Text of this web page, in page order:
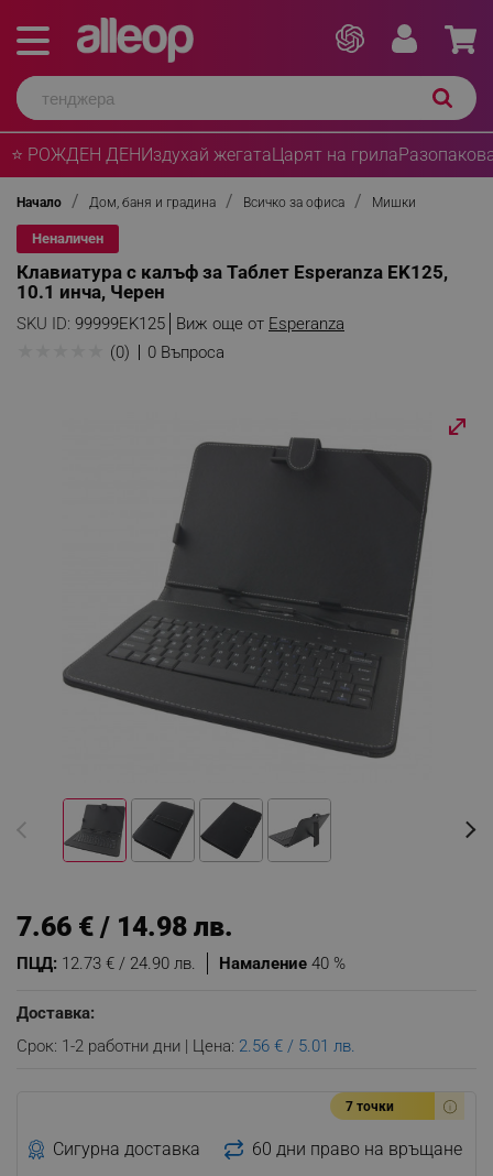
⭐ РОЖДЕН ДЕНИздухай жегатаЦарят на грила
Начало Дом, баня и градина Всичко за офиса Мишки
Неналичен
Клавиатура с калъф за Таблет Esperanza EK125,
10.1 инча, Черен
SKU ID: 99999EK125 Виж още от Esperanza
(0) 0 Въпроса
Намаление 40 %
ПЦД: 12.73 € / 24.90 лв.
7.66 € / 14.98 лв.
Доставка:
Срок: 1-2 работни дни | Цена: 2.56 € / 5.01 лв.
7 точки
Сигурна доставка
60 дни право на връщане